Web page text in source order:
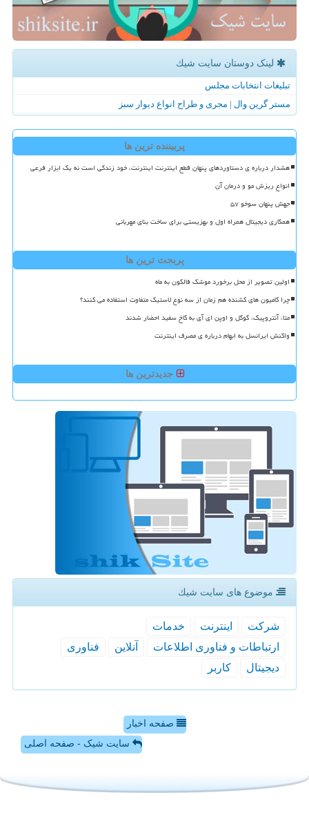
لینک دوستان سایت شیك
تبلیغات انتخابات مجلس
مستر گرین وال | مجری و طراح انواع دیوار سبز
پربیننده ترین ها
هشدار درباره ی دستاوردهای پنهان قطع اینترنت اینترنت، خود زندگی است نه یک ابزار فرعی
انواع ریزش مو و درمان آن
جهش پنهان سوخو ۵۷
همکاری دیجیتال همراه اول و بهزیستی برای ساخت بنای مهربانی
پربحث ترین ها
اولین تصویر از محل برخورد موشک فالکون به ماه
چرا کامیون های کشنده هم زمان از سه نوع لاستیک متفاوت استفاده می کنند؟
متا، آنتروپیک، گوگل و اوپن ای آی به کاخ سفید احضار شدند
واکنش ایرانسل به ابهام درباره ی مصرف اینترنت
جدیدترین ها
موضوع های سایت شیك
شركت اینترنت
خدمات
ارتباطات و فناوری اطلاعات
آنلاین
فناوری
دیجیتال
كاربر
صفحه اخبار
سایت شیک - صفحه اصلی